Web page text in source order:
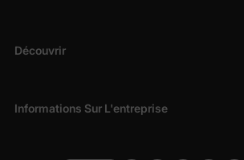
Découvrir
Informations Sur L'entreprise